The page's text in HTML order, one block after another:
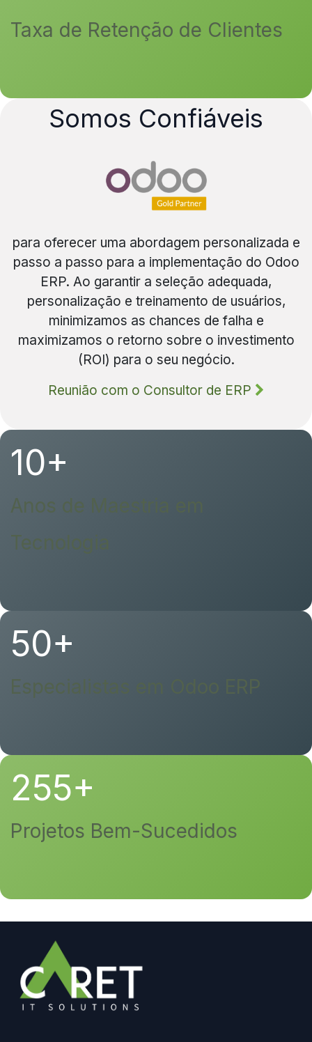
Taxa de Retenção de Clientes
Somos Confiáveis
para oferecer uma abordagem personalizada e
passo a passo para a implementação do Odoo
ERP. Ao garantir a seleção adequada,
personalização e treinamento de usuários,
minimizamos as chances de falha e
maximizamos o retorno sobre o investimento
(ROI) para o seu negócio.
Reunião com o Consultor de ERP
10+
Anos de Maestria em
Tecnologia
50+
Especialistas em Odoo ERP
255+
Projetos Bem-Sucedidos